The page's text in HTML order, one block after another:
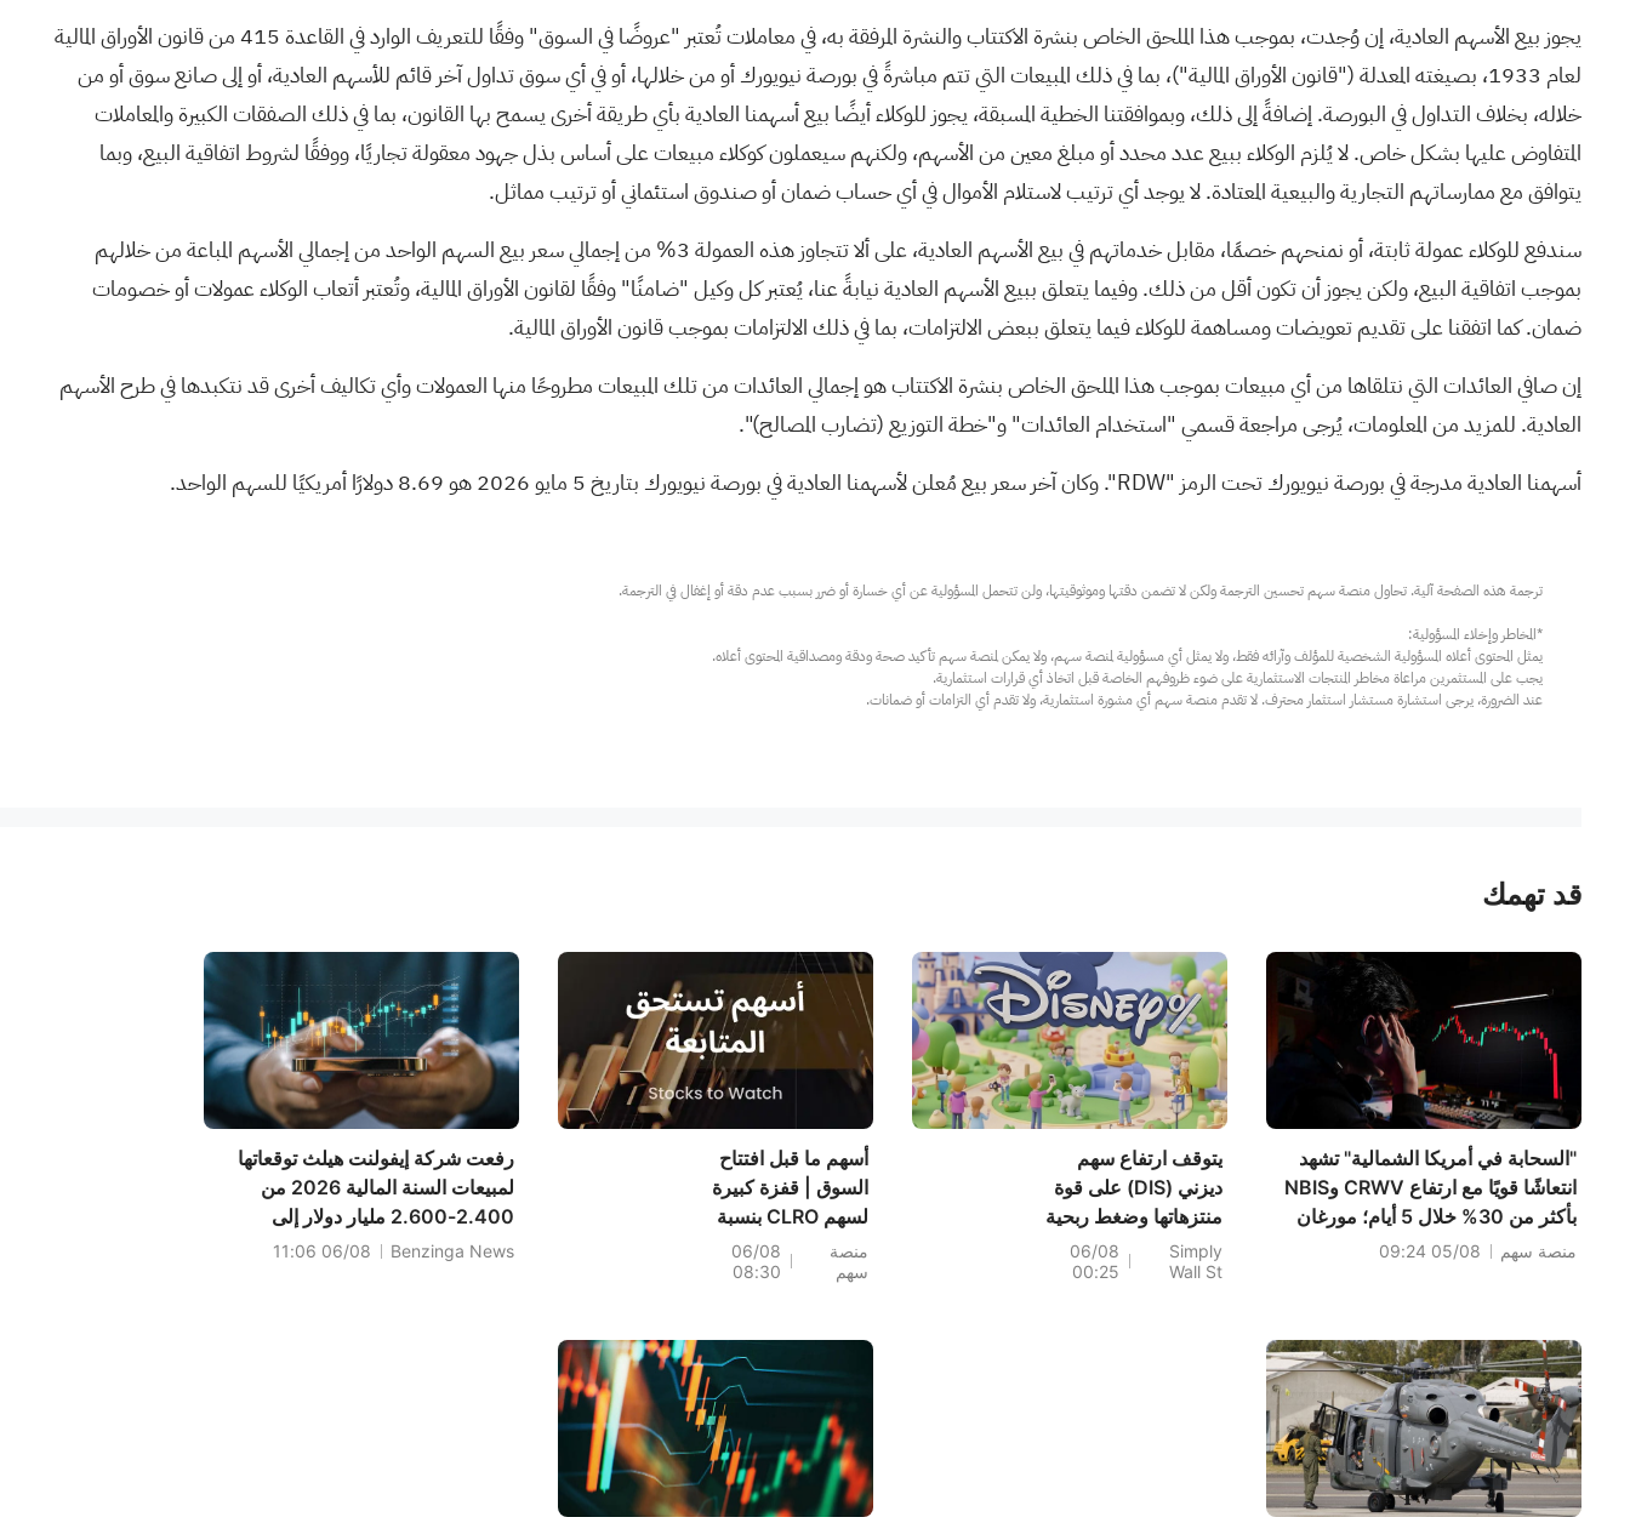
يجوز بيع الأسهم العادية، إن وُجدت، بموجب هذا الملحق الخاص بنشرة الاكتتاب والنشرة المرفقة به، في معاملات تُعتبر "عروضًا في السوق" وفقًا للتعريف الوارد في القاعدة 415 من قانون الأوراق المالية
لعام 1933، بصيغته المعدلة ("قانون الأوراق المالية")، بما في ذلك المبيعات التي تتم مباشرةً في بورصة نيويورك أو من خلالها، أو في أي سوق تداول آخر قائم للأسهم العادية، أو إلى صانع سوق أو من
خلاله، بخلاف التداول في البورصة. إضافةً إلى ذلك، وبموافقتنا الخطية المسبقة، يجوز للوكلاء أيضًا بيع أسهمنا العادية بأي طريقة أخرى يسمح بها القانون، بما في ذلك الصفقات الكبيرة والمعاملات
المتفاوض عليها بشكل خاص. لا يُلزم الوكلاء ببيع عدد محدد أو مبلغ معين من الأسهم، ولكنهم سيعملون كوكلاء مبيعات على أساس بذل جهود معقولة تجاريًا، ووفقًا لشروط اتفاقية البيع، وبما
يتوافق مع ممارساتهم التجارية والبيعية المعتادة. لا يوجد أي ترتيب لاستلام الأموال في أي حساب ضمان أو صندوق استئماني أو ترتيب مماثل.
سندفع للوكلاء عمولة ثابتة، أو نمنحهم خصمًا، مقابل خدماتهم في بيع الأسهم العادية، على ألا تتجاوز هذه العمولة 3% من إجمالي سعر بيع السهم الواحد من إجمالي الأسهم المباعة من خلالهم
بموجب اتفاقية البيع، ولكن يجوز أن تكون أقل من ذلك. وفيما يتعلق ببيع الأسهم العادية نيابةً عنا، يُعتبر كل وكيل "ضامنًا" وفقًا لقانون الأوراق المالية، وتُعتبر أتعاب الوكلاء عمولات أو خصومات
ضمان. كما اتفقنا على تقديم تعويضات ومساهمة للوكلاء فيما يتعلق ببعض الالتزامات، بما في ذلك الالتزامات بموجب قانون الأوراق المالية.
إن صافي العائدات التي نتلقاها من أي مبيعات بموجب هذا الملحق الخاص بنشرة الاكتتاب هو إجمالي العائدات من تلك المبيعات مطروحًا منها العمولات وأي تكاليف أخرى قد نتكبدها في طرح الأسهم
العادية. للمزيد من المعلومات، يُرجى مراجعة قسمي "استخدام العائدات" و"خطة التوزيع (تضارب المصالح)".
أسهمنا العادية مدرجة في بورصة نيويورك تحت الرمز "RDW". وكان آخر سعر بيع مُعلن لأسهمنا العادية في بورصة نيويورك بتاريخ 5 مايو 2026 هو 8.69 دولارًا أمريكيًا للسهم الواحد.
عند الضرورة، يرجى استشارة مستشار استثمار محترف. لا تقدم منصة سهم أي مشورة استثمارية، ولا تقدم أي التزامات أو ضمانات.
قد تهمك
"السحابة في أمريكا الشمالية" تشهد
انتعاشًا قويًا مع ارتفاع CRWV وNBIS
بأكثر من 30% خلال 5 أيام؛ مورغان
ستانلي يضع ثلاثة سيناريوهات نهائية
منصة سهم 05/08 09:24
يتوقف ارتفاع سهم
ديزني (DIS) على قوة
منتزهاتها وضغط ربحية
السهم
Simply
Wall St
06/08
00:25
أسهم ما قبل افتتاح
السوق | قفزة كبيرة
لسهم CLRO بنسبة
95.3%؛ إليكم 20
سهماً شهدت تحركات
منصة
سهم
06/08
08:30
رفعت شركة إيفولنت هيلث توقعاتها
لمبيعات السنة المالية 2026 من
2.400-2.600 مليار دولار إلى
2.600-2.700 مليار دولار، مقارنةًBenzinga News
06/08 11:06